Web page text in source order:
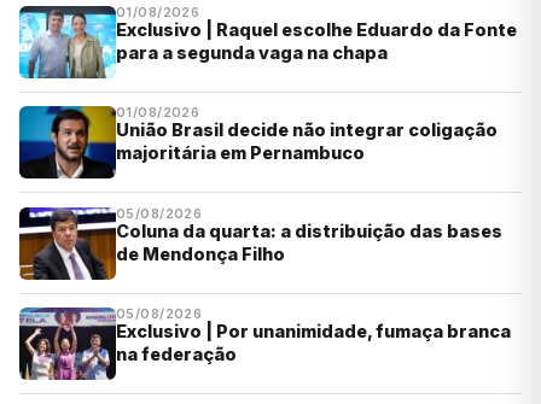
01/08/2026
Exclusivo | Raquel escolhe Eduardo da Fonte
para a segunda vaga na chapa
01/08/2026
União Brasil decide não integrar coligação
majoritária em Pernambuco
05/08/2026
Coluna da quarta: a distribuição das bases
de Mendonça Filho
05/08/2026
Exclusivo | Por unanimidade, fumaça branca
na federação